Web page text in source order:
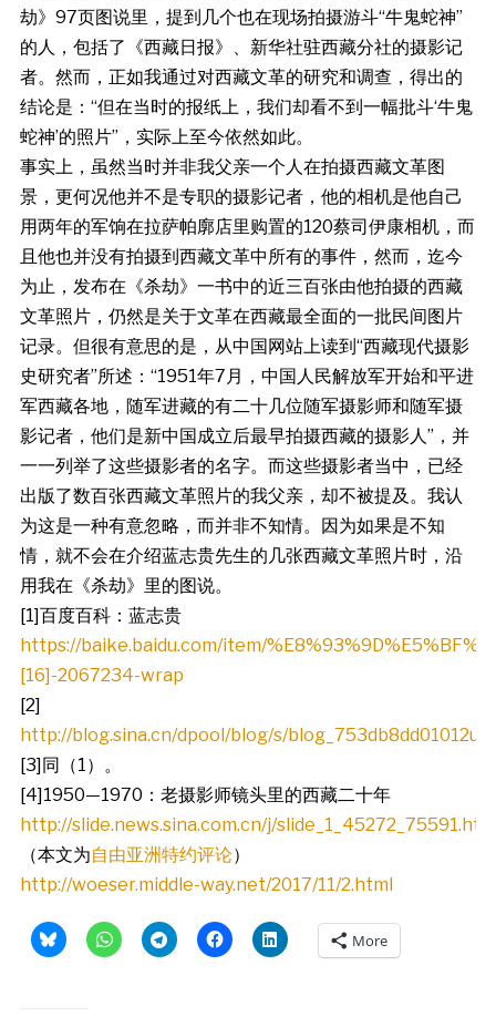
劫》97页图说里，提到几个也在现场拍摄游斗“牛鬼蛇神”
的人，包括了《西藏日报》、新华社驻西藏分社的摄影记
者。然而，正如我通过对西藏文革的研究和调查，得出的
结论是：“但在当时的报纸上，我们却看不到一幅批斗‘牛鬼
蛇神’的照片”，实际上至今依然如此。
事实上，虽然当时并非我父亲一个人在拍摄西藏文革图
景，更何况他并不是专职的摄影记者，他的相机是他自己
用两年的军饷在拉萨帕廓店里购置的120蔡司伊康相机，而
且他也并没有拍摄到西藏文革中所有的事件，然而，迄今
为止，发布在《杀劫》一书中的近三百张由他拍摄的西藏
文革照片，仍然是关于文革在西藏最全面的一批民间图片
记录。但很有意思的是，从中国网站上读到“西藏现代摄影
史研究者”所述：“1951年7月，中国人民解放军开始和平进
军西藏各地，随军进藏的有二十几位随军摄影师和随军摄
影记者，他们是新中国成立后最早拍摄西藏的摄影人”，并
一一列举了这些摄影者的名字。而这些摄影者当中，已经
出版了数百张西藏文革照片的我父亲，却不被提及。我认
为这是一种有意忽略，而并非不知情。因为如果是不知
情，就不会在介绍蓝志贵先生的几张西藏文革照片时，沿
用我在《杀劫》里的图说。
[1]百度百科：蓝志贵
https://baike.baidu.com/item/
[16]-2067234-wrap
[2]
http://blog.sina.cn/dpool/blog/s/
[3]同（1）。
[4]1950—1970：老摄影师镜头里的西藏二十年
http://slide.news.sina.com.cn/j/
（本文为自由亚洲特约评论）
http://woeser.middle-way.net/2017/11/2.html
More